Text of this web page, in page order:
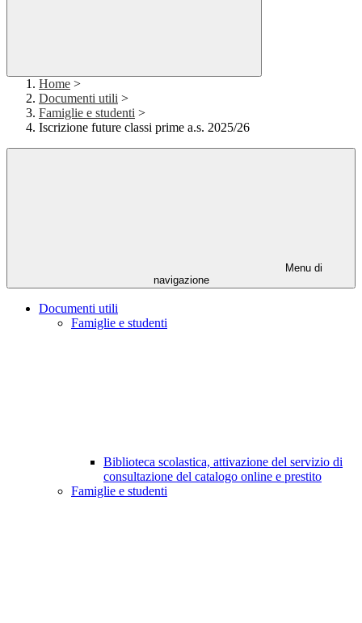
Home >
Documenti utili >
Famiglie e studenti >
Iscrizione future classi prime a.s. 2025/26
Menu di
navigazione
Documenti utili
Famiglie e studenti
Biblioteca scolastica, attivazione del servizio di
consultazione del catalogo online e prestito
Famiglie e studenti